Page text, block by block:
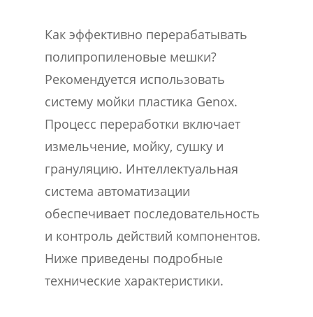
Как эффективно перерабатывать
полипропиленовые мешки?
Рекомендуется использовать
систему мойки пластика Genox.
Процесс переработки включает
измельчение, мойку, сушку и
грануляцию. Интеллектуальная
система автоматизации
обеспечивает последовательность
и контроль действий компонентов.
Ниже приведены подробные
технические характеристики.